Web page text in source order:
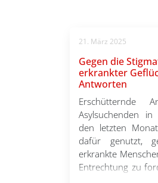
21. März 2025
Gegen die
erkrankter
Antworten
Erschütternde
Asylsuchenden
den letzten
dafür genutzt,
erkrankte
Entrechtung zu